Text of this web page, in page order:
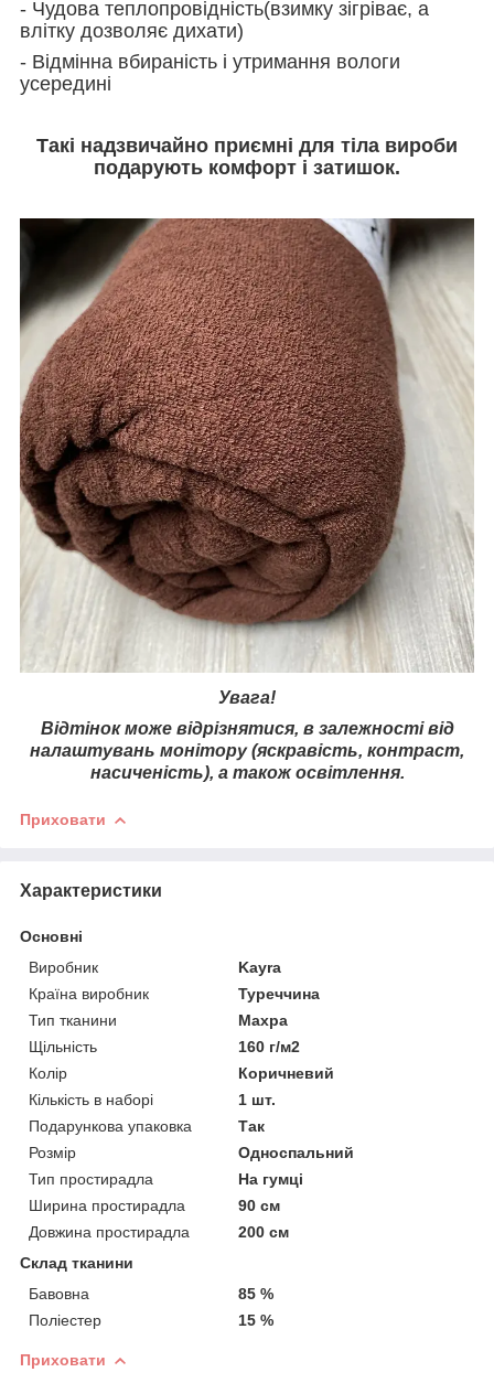
- Чудова теплопровідність(взимку зігріває, а
влітку дозволяє дихати)
- Відмінна вбираність і утримання вологи
усередині
Такі надзвичайно приємні для тіла вироби
подарують комфорт і затишок.
Увага!
Відтінок може відрізнятися, в залежності від
налаштувань монітору (яскравість, контраст,
насиченість), а також освітлення.
Приховати
Характеристики
Основні
Виробник
Kayra
Країна виробник
Туреччина
Тип тканини
Махра
Щільність
160 г/м2
Колір
Коричневий
Кількість в наборі
1 шт.
Подарункова упаковка
Так
Розмір
Односпальний
Тип простирадла
На гумці
Ширина простирадла
90 см
Довжина простирадла
200 см
Склад тканини
Бавовна
85 %
Поліестер
15 %
Приховати